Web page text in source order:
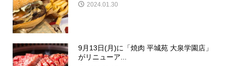
2024.01.30
9月13日(月)に「焼肉 平城苑 大泉学園店」
がリニューア...